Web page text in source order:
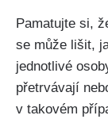
Pamatujte si,
se⁤ může lišit,⁣
jednotlivé
přetrvávají
v ⁣takovém